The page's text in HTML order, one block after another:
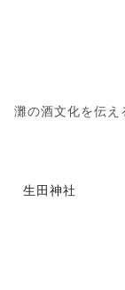
灘の酒文化を伝え
生田神社